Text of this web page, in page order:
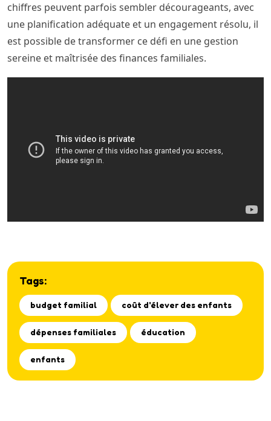
chiffres peuvent parfois sembler décourageants, avec
une planification adéquate et un engagement résolu, il
est possible de transformer ce défi en une gestion
sereine et maîtrisée des finances familiales.
Tags:
budget familial coût d'élever des enfants
dépenses familiales éducation
enfants